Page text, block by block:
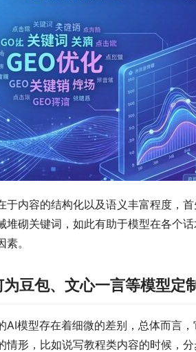
于内容的结构化以及语义丰富程度，
堆砌关键词，如此有助于模型在各个
素。
为豆包、文心一言等模型定
AI模型存在着细微的差别，总体而言
情形，比如说写教程类内容的时候，